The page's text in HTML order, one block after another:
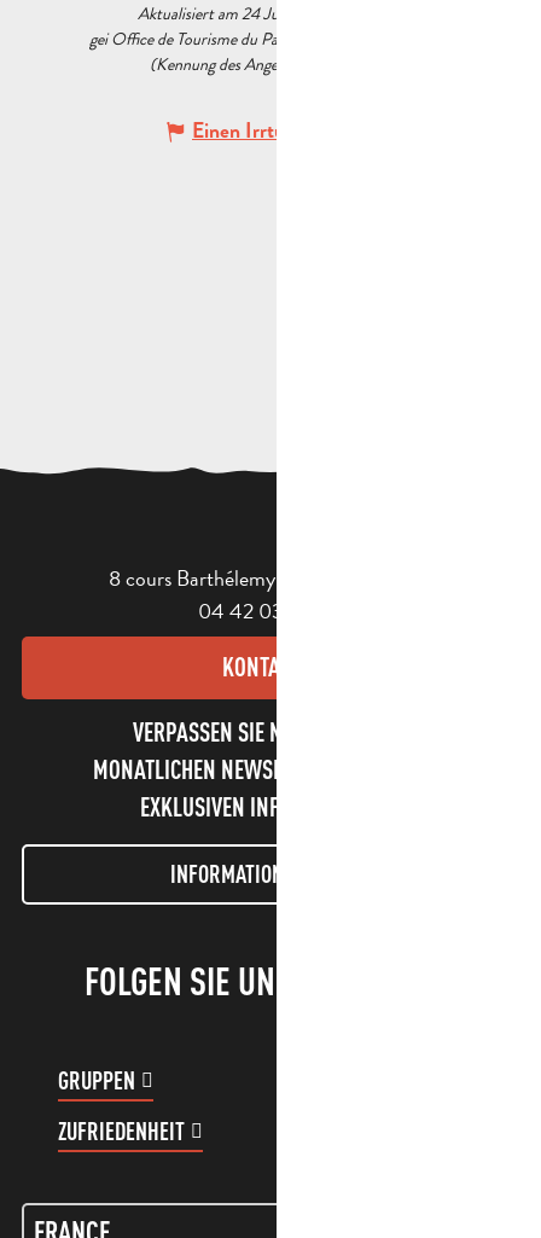
Aktualisiert am 24 Juni 2026 Um 16:39
gei Office de Tourisme du Pays d’Aubagne et de l’Étoile
(Kennung des Angebots :
Einen Irrtum angeben
8 cours Barthélemy - 13400 Aubagne
04 42 03 49 98
KONTAKT
VERPASSEN SIE NICHT UNSEREN
MONATLICHEN NEWSLETTER UND UNSERE
EXKLUSIVEN INFORMATIONEN!
INFORMATIONEN LETTER
FOLGEN SIE UNS!
GRUPPEN
ZUFRIEDENHEIT